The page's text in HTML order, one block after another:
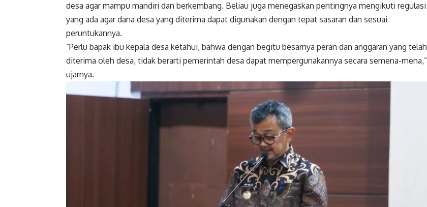
desa agar mampu mandiri dan berkembang. Beliau juga menegaskan pentingnya mengikuti regulasi
yang ada agar dana desa yang diterima dapat digunakan dengan tepat sasaran dan sesuai
peruntukannya.
“Perlu bapak ibu kepala desa ketahui, bahwa dengan begitu besarnya peran dan anggaran yang telah
diterima oleh desa, tidak berarti pemerintah desa dapat mempergunakannya secara semena-mena,”
ujarnya.